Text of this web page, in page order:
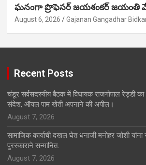
ఘనంగా ప్రొఫెసర్ జయశంకర్ జయంతి
August 6, 2026 Gajanan Gangadhar
Recent Posts
चंडूर सर्वसदस्यीय बैठक में विधायक राजगोपाल रेड्डी
संदेश, ऑयल पाम खेती अपनाने की अपील।
August 7, 2026
सामाजिक कार्याची दखल घेत धनाजी मनोहर जोशी यांना
पुरस्काराने सन्मानित.
August 7, 2026